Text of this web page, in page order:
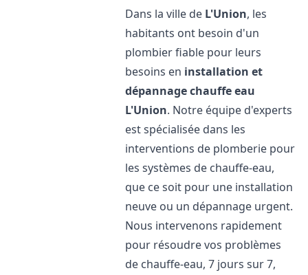
Dans la ville de L'Union, les
habitants ont besoin d'un
plombier fiable pour leurs
besoins en installation et
dépannage chauffe eau
L'Union. Notre équipe d'experts
est spécialisée dans les
interventions de plomberie pour
les systèmes de chauffe-eau,
que ce soit pour une installation
neuve ou un dépannage urgent.
Nous intervenons rapidement
pour résoudre vos problèmes
de chauffe-eau, 7 jours sur 7,